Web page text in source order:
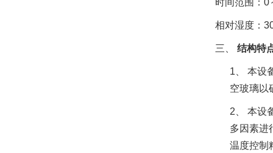
时间范围： 0
相对湿度：
三、 结构特
1、 本设
空玻璃以
2、 本设
多因素进
温度控制